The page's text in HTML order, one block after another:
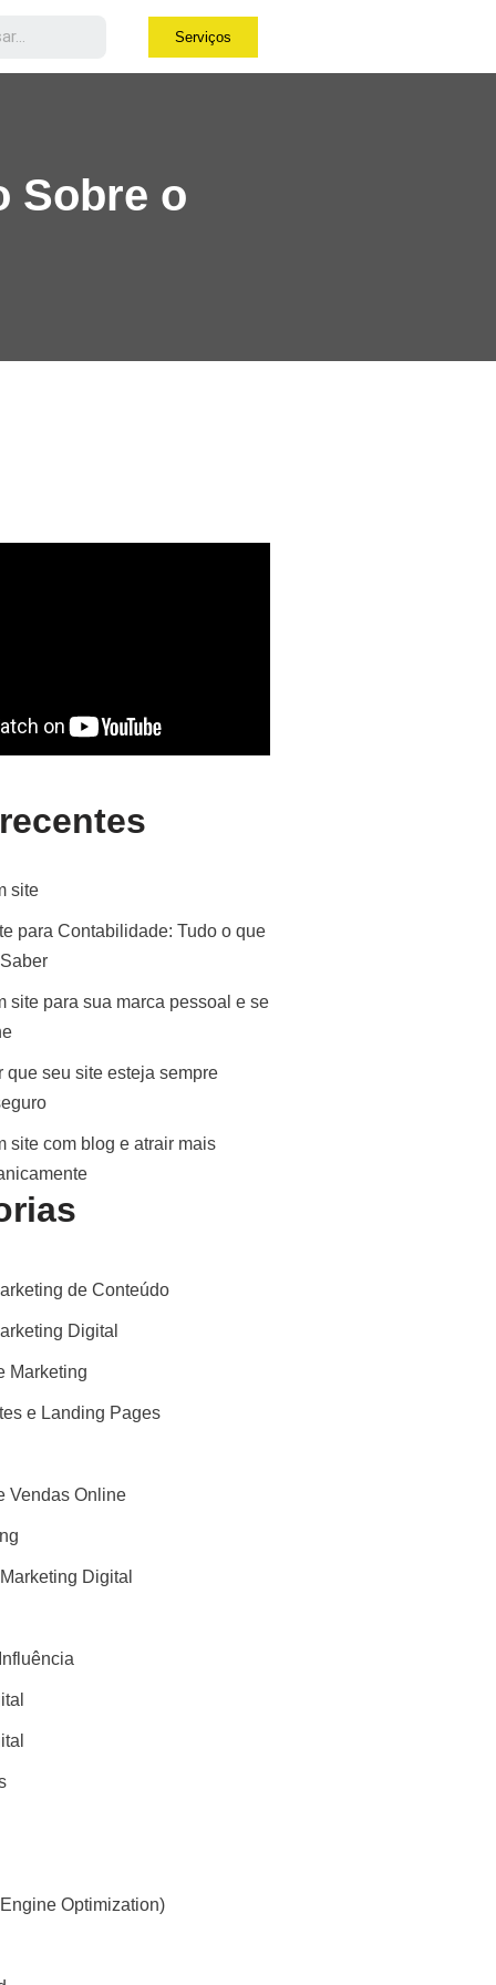
Serviços
Sobre o
site
para Contabilidade: Tudo o que
site para sua marca pessoal e se
que seu site esteja sempre
site com blog e atrair mais
de Conteúdo
Digital
Marketing
e Landing Pages
Vendas Online
Digital
Optimization)